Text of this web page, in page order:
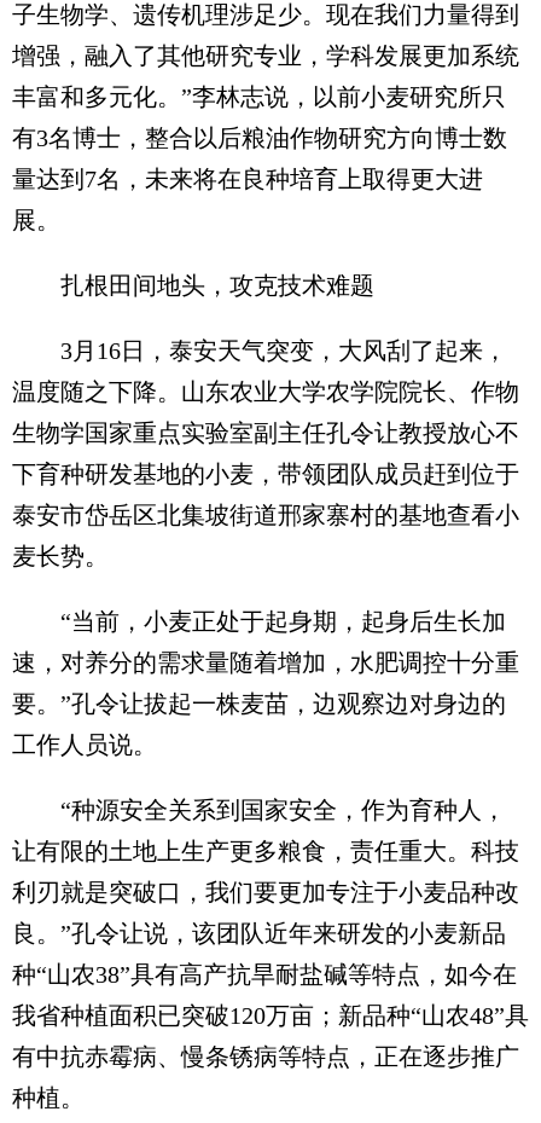
子生物学、遗传机理涉足少。现在我们力量得到
增强，融入了其他研究专业，学科发展更加系统
丰富和多元化。”李林志说，以前小麦研究所只
有3名博士，整合以后粮油作物研究方向博士数
量达到7名，未来将在良种培育上取得更大进
展。
扎根田间地头，攻克技术难题
3月16日，泰安天气突变，大风刮了起来，
温度随之下降。山东农业大学农学院院长、作物
生物学国家重点实验室副主任孔令让教授放心不
下育种研发基地的小麦，带领团队成员赶到位于
泰安市岱岳区北集坡街道邢家寨村的基地查看小
麦长势。
“当前，小麦正处于起身期，起身后生长加
速，对养分的需求量随着增加，水肥调控十分重
要。”孔令让拔起一株麦苗，边观察边对身边的
工作人员说。
“种源安全关系到国家安全，作为育种人，
让有限的土地上生产更多粮食，责任重大。科技
利刃就是突破口，我们要更加专注于小麦品种改
良。”孔令让说，该团队近年来研发的小麦新品
种“山农38”具有高产抗旱耐盐碱等特点，如今在
我省种植面积已突破120万亩；新品种“山农48”具
有中抗赤霉病、慢条锈病等特点，正在逐步推广
种植。